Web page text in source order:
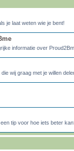
je laat weten wie je bent!
informatie over
wij graag met je willen
tip voor hoe iets beter